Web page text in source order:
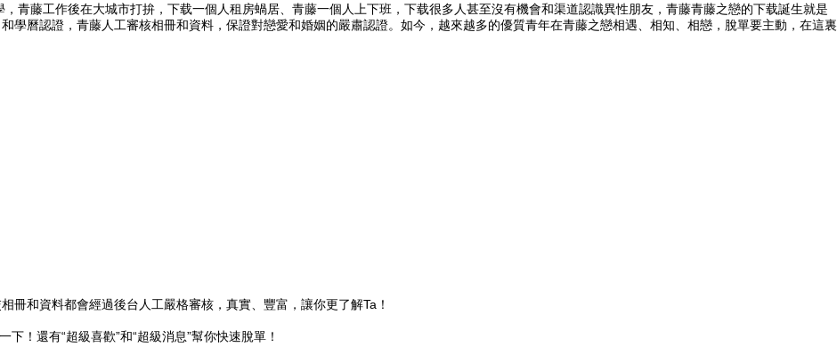
青藤工作後在大城市打拚，下载一個人租房蝸居、青藤一個人上下班，下载很多人甚至沒有機會和渠道認識異性朋友，青藤青藤之戀的下载誕生就是
學曆認證，青藤人工審核相冊和資料，保證對戀愛和婚姻的嚴肅認證。如今，越來越多的優質青年在青藤之戀相遇、相知、相戀，脫單要主動，在這裏
冊和資料都會經過後台人工嚴格審核，真實、豐富，讓你更了解Ta！
！還有“超級喜歡”和“超級消息”幫你快速脫單！